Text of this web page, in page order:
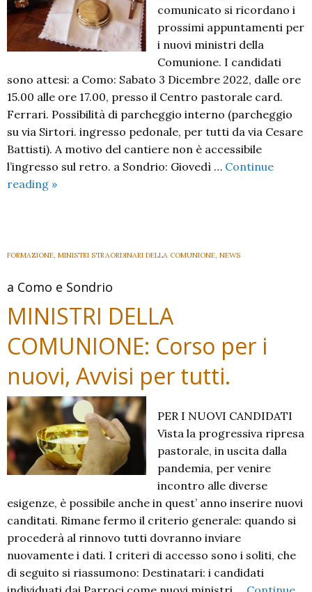
comunicato si ricordano i
prossimi appuntamenti per
i nuovi ministri della
Comunione. I candidati
sono attesi: a Como: Sabato 3 Dicembre 2022, dalle ore
15.00 alle ore 17.00, presso il Centro pastorale card.
Ferrari. Possibilità di parcheggio interno (parcheggio
su via Sirtori. ingresso pedonale, per tutti da via Cesare
Battisti). A motivo del cantiere non è accessibile
l’ingresso sul retro. a Sondrio: Giovedì … Continue
reading Incontri
ministri
Comunione:
prossime
date
»
FORMAZIONE, MINISTRI STRAORDINARI DELLA COMUNIONE, NEWS
a Como e Sondrio
MINISTRI DELLA
COMUNIONE: Corso per i
nuovi, Avvisi per tutti.
PER I NUOVI CANDIDATI
Vista la progressiva ripresa
pastorale, in uscita dalla
pandemia, per venire
incontro alle diverse
esigenze, è possibile anche in quest’ anno inserire nuovi
canditati. Rimane fermo il criterio generale: quando si
procederà al rinnovo tutti dovranno inviare
nuovamente i dati. I criteri di accesso sono i soliti, che
di seguito si riassumono: Destinatari: i candidati